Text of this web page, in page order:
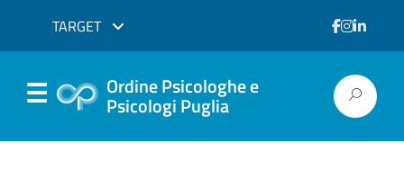
TARGET
Ordine Psicologhe e
Psicologi Puglia